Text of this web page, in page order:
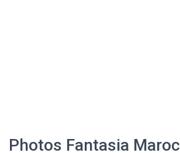
Photos Fantasia Maroc